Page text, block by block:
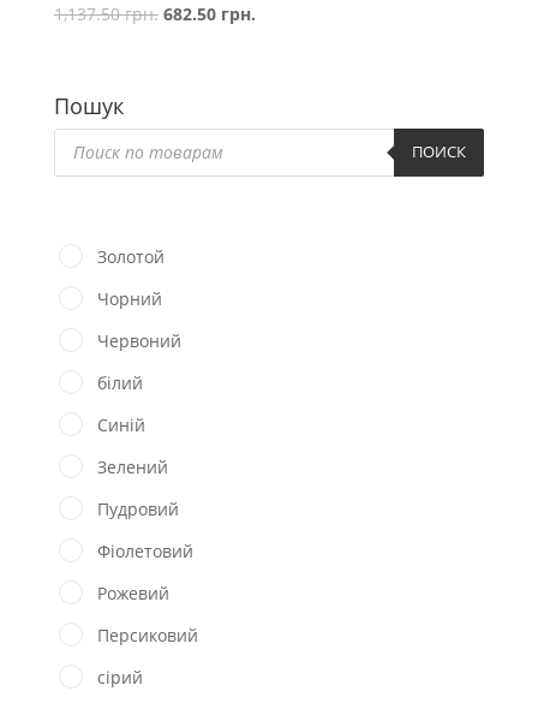
1,137.50грн. 682.50 грн.
Пошук
Пошук
товарів ПОИСК
Золотой
Чорний
Червоний
білий
Синій
Зелений
Пудровий
Фіолетовий
Рожевий
Персиковий
сірий